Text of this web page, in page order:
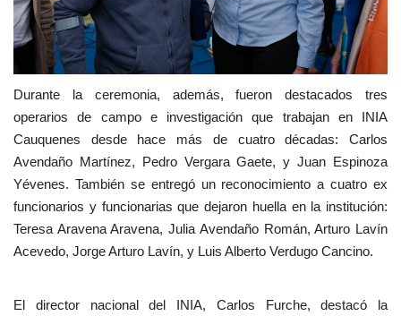
Durante la ceremonia, además, fueron destacados tres
operarios de campo e investigación que trabajan en INIA
Cauquenes desde hace más de cuatro décadas: Carlos
Avendaño Martínez, Pedro Vergara Gaete, y Juan Espinoza
Yévenes. También se entregó un reconocimiento a cuatro ex
funcionarios y funcionarias que dejaron huella en la institución:
Teresa Aravena Aravena, Julia Avendaño Román, Arturo Lavín
Acevedo, Jorge Arturo Lavín, y Luis Alberto Verdugo Cancino.
El director nacional del INIA, Carlos Furche, destacó la